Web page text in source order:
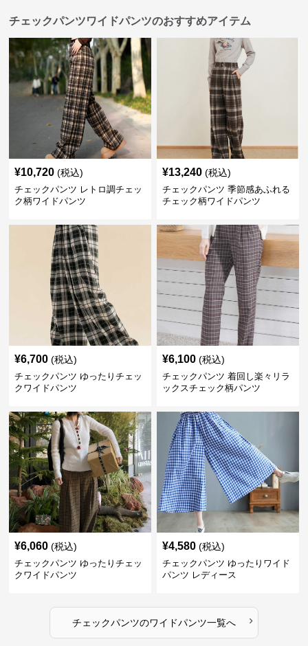
チェックパンツワイドパンツのおすすめアイテム
¥10,720 (税込)
チェックパンツ レトロ調チェッ
ク柄ワイドパンツ
¥13,240 (税込)
チェックパンツ 季節感あふれる
チェック柄ワイドパンツ
¥6,700 (税込)
チェックパンツ ゆったりチェッ
クワイドパンツ
¥6,100 (税込)
チェックパンツ 着回し楽々リラ
ックスチェック柄パンツ
¥6,060 (税込)
チェックパンツ ゆったりチェッ
クワイドパンツ
¥4,580 (税込)
チェックパンツ ゆったりワイド
パンツ レディース
チェックパンツのワイドパンツ一覧へ ›